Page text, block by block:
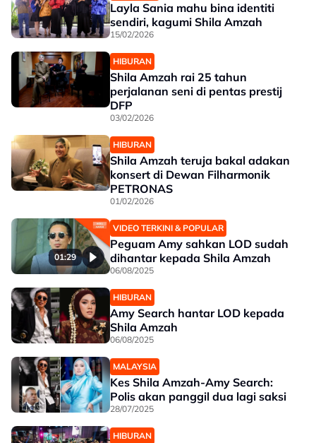
Layla Sania mahu bina identiti
sendiri, kagumi Shila Amzah
15/02/2026
HIBURAN
Shila Amzah rai 25 tahun
perjalanan seni di pentas prestij
DFP
03/02/2026
HIBURAN
Shila Amzah teruja bakal adakan
konsert di Dewan Filharmonik
PETRONAS
01/02/2026
01:29
VIDEO TERKINI & POPULAR
Peguam Amy sahkan LOD sudah
dihantar kepada Shila Amzah
06/08/2025
HIBURAN
Amy Search hantar LOD kepada
Shila Amzah
06/08/2025
MALAYSIA
Kes Shila Amzah-Amy Search:
Polis akan panggil dua lagi saksi
28/07/2025
HIBURAN